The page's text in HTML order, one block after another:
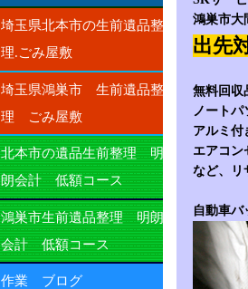
鴻巣市大
出先
無料回収
ノート
アルミ
エアコ
など、リ
自動車バ
埼玉県北本市の生前遺品整
理.ごみ屋敷
埼玉県鴻巣市 生前遺品整
理 ごみ屋敷
北本市の遺品生前整理 明
朗会計 低額コース
鴻巣市生前遺品整理 明朗
会計 低額コース
作業 ブログ